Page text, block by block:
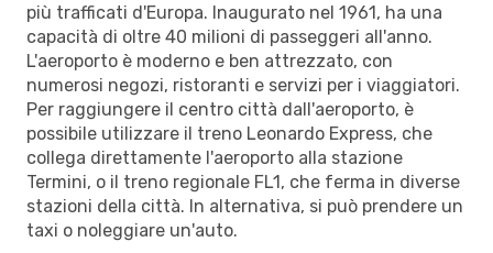
più trafficati d'Europa. Inaugurato nel 1961, ha una
capacità di oltre 40 milioni di passeggeri all'anno.
L'aeroporto è moderno e ben attrezzato, con
numerosi negozi, ristoranti e servizi per i viaggiatori.
Per raggiungere il centro città dall'aeroporto, è
possibile utilizzare il treno Leonardo Express, che
collega direttamente l'aeroporto alla stazione
Termini, o il treno regionale FL1, che ferma in diverse
stazioni della città. In alternativa, si può prendere un
taxi o noleggiare un'auto.